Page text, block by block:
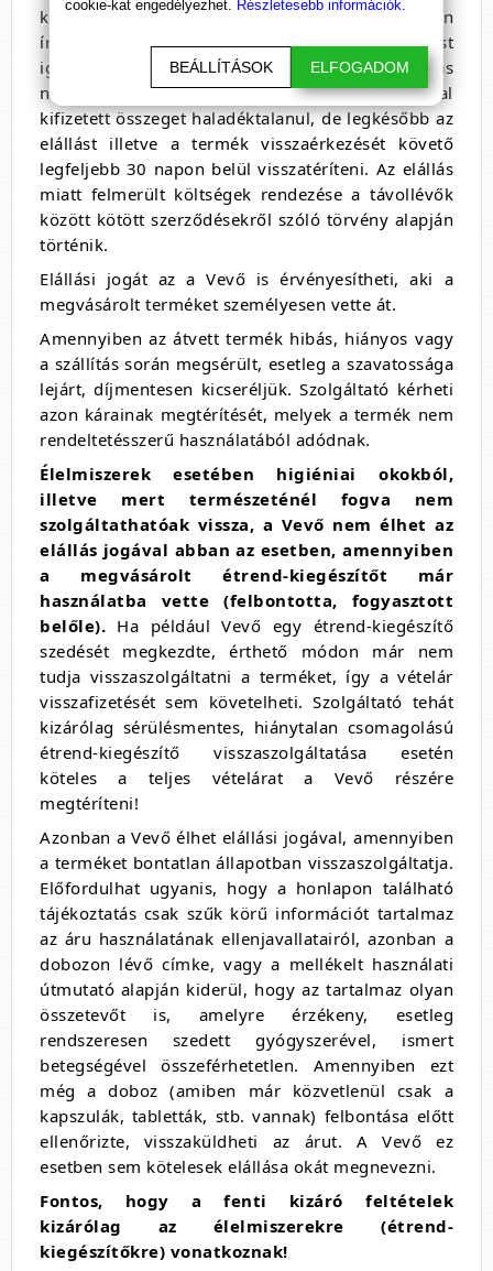
kérést Vevő a vásárlástól számított 8. munkanapon
írásban küldi el. (A jogérvényesítéshez a vásárlást
igazoló számla és felbontatlan, eredeti csomagolás
nem szükséges!) Szolgáltató köteles a Vevő által
kifizetett összeget haladéktalanul, de legkésőbb az
elállást illetve a termék visszaérkezését követő
legfeljebb 30 napon belül visszatéríteni. Az elállás
miatt felmerült költségek rendezése a távollévők
között kötött szerződésekről szóló törvény alapján
történik.
Elállási jogát az a Vevő is érvényesítheti, aki a
megvásárolt terméket személyesen vette át.
Amennyiben az átvett termék hibás, hiányos vagy
a szállítás során megsérült, esetleg a szavatossága
lejárt, díjmentesen kicseréljük. Szolgáltató kérheti
azon kárainak megtérítését, melyek a termék nem
rendeltetésszerű használatából adódnak.
Élelmiszerek esetében higiéniai okokból,
illetve mert természeténél fogva nem
szolgáltathatóak vissza, a Vevő nem élhet az
elállás jogával abban az esetben, amennyiben
a megvásárolt étrend-kiegészítőt már
használatba vette (felbontotta, fogyasztott
belőle). Ha például Vevő egy étrend-kiegészítő
szedését megkezdte, érthető módon már nem
tudja visszaszolgáltatni a terméket, így a vételár
visszafizetését sem követelheti. Szolgáltató tehát
kizárólag sérülésmentes, hiánytalan csomagolású
étrend-kiegészítő visszaszolgáltatása esetén
köteles a teljes vételárat a Vevő részére
megtéríteni!
Azonban a Vevő élhet elállási jogával, amennyiben
a terméket bontatlan állapotban visszaszolgáltatja.
Előfordulhat ugyanis, hogy a honlapon található
tájékoztatás csak szűk körű információt tartalmaz
az áru használatának ellenjavallatairól, azonban a
dobozon lévő címke, vagy a mellékelt használati
útmutató alapján kiderül, hogy az tartalmaz olyan
összetevőt is, amelyre érzékeny, esetleg
rendszeresen szedett gyógyszerével, ismert
betegségével összeférhetetlen. Amennyiben ezt
még a doboz (amiben már közvetlenül csak a
kapszulák, tabletták, stb. vannak) felbontása előtt
ellenőrizte, visszaküldheti az árut. A Vevő ez
esetben sem kötelesek elállása okát megnevezni.
Fontos, hogy a fenti kizáró feltételek
kizárólag az élelmiszerekre (étrend-
kiegészítőkre) vonatkoznak!
cookie-kat engedélyezhet. Részletesebb információk.
BEÁLLÍTÁSOK ELFOGADOM